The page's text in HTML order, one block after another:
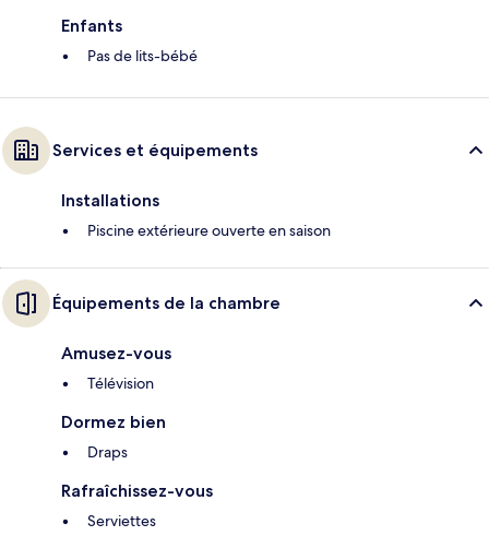
Enfants
Pas de lits-bébé
Services et équipements
Installations
Piscine extérieure ouverte en saison
Équipements de la chambre
Amusez-vous
Télévision
Dormez bien
Draps
Rafraîchissez-vous
Serviettes